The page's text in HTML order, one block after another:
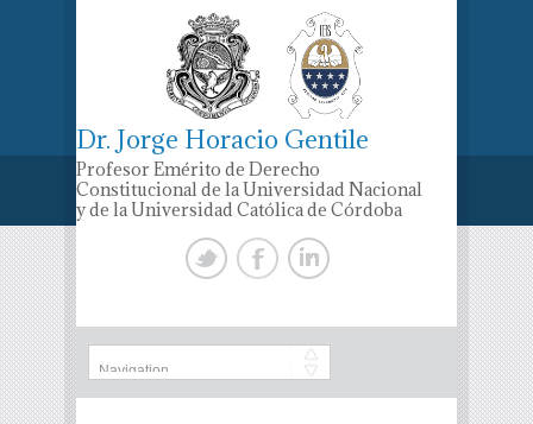
Dr. Jorge Horacio Gentile
Profesor Emérito de Derecho
Constitucional de la Universidad Nacional
y de la Universidad Católica de Córdoba